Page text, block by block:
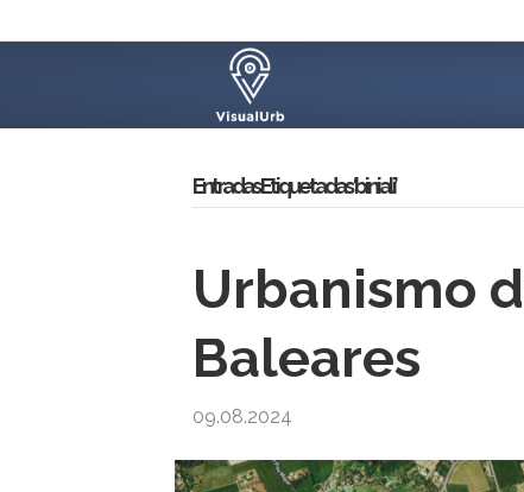
Entradas Etiquetadas ‘biniali’
Urbanismo
Baleares
09.08.2024